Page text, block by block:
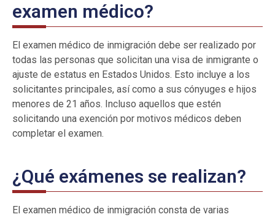
examen médico?
El examen médico de inmigración debe ser realizado por
todas las personas que solicitan una visa de inmigrante o
ajuste de estatus en Estados Unidos. Esto incluye a los
solicitantes principales, así como a sus cónyuges e hijos
menores de 21 años. Incluso aquellos que estén
solicitando una exención por motivos médicos deben
completar el examen.
¿Qué exámenes se realizan?
El examen médico de inmigración consta de varias